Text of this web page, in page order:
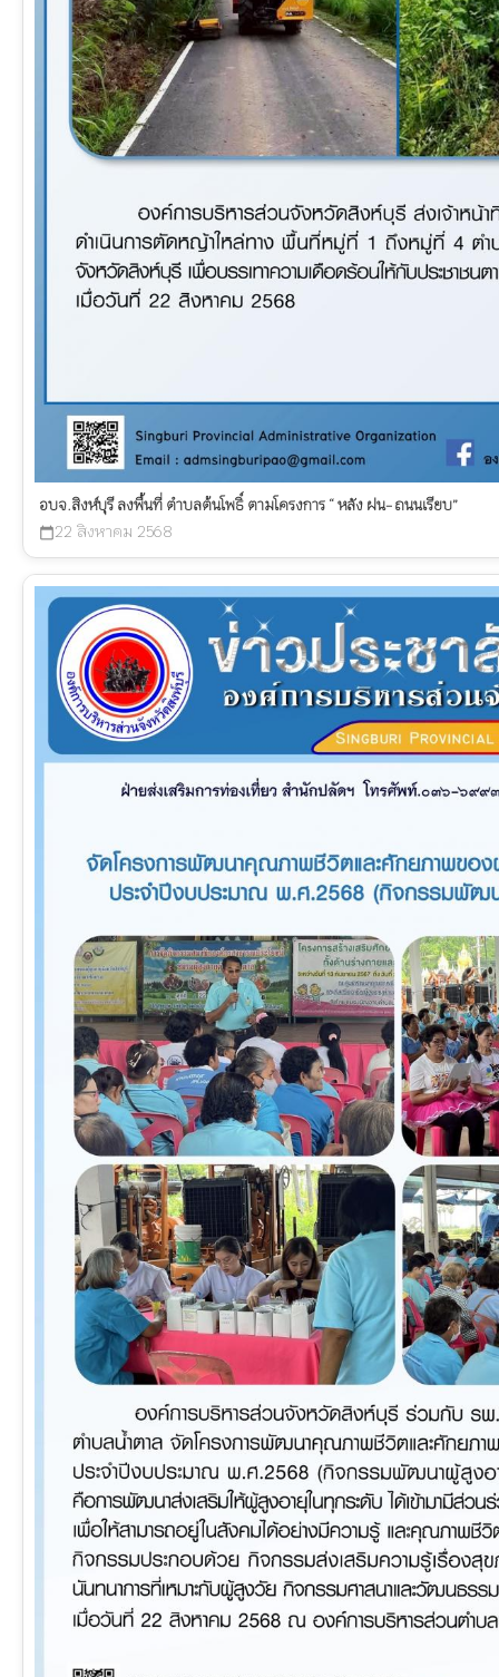
อบจ.สิงห์บุรี ลงพื้นที่ ตำบลต้นโพธิ์ ตามโครงการ “ หลัง ฝน- ถนนเรียบ”
calendar_today22 สิงหาคม 2568